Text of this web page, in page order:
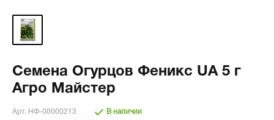
Семена Огурцов Феникс UA 5 г
Агро Майстер
Арт. НФ-00000213 В наличии